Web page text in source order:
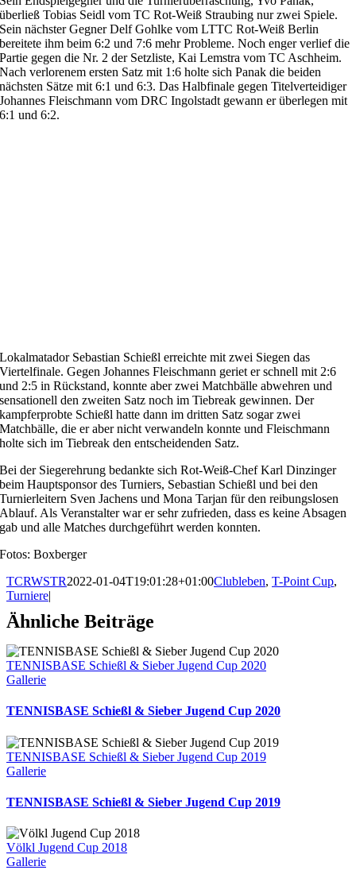
überließ Tobias Seidl vom TC Rot-Weiß Straubing nur zwei Spiele.
Sein nächster Gegner Delf Gohlke vom LTTC Rot-Weiß Berlin
bereitete ihm beim 6:2 und 7:6 mehr Probleme. Noch enger verlief die
Partie gegen die Nr. 2 der Setzliste, Kai Lemstra vom TC Aschheim.
Nach verlorenem ersten Satz mit 1:6 holte sich Panak die beiden
nächsten Sätze mit 6:1 und 6:3. Das Halbfinale gegen Titelverteidiger
Johannes Fleischmann vom DRC Ingolstadt gewann er überlegen mit
6:1 und 6:2.
Lokalmatador Sebastian Schießl erreichte mit zwei Siegen das
Viertelfinale. Gegen Johannes Fleischmann geriet er schnell mit 2:6
und 2:5 in Rückstand, konnte aber zwei Matchbälle abwehren und
sensationell den zweiten Satz noch im Tiebreak gewinnen. Der
kampferprobte Schießl hatte dann im dritten Satz sogar zwei
Matchbälle, die er aber nicht verwandeln konnte und Fleischmann
holte sich im Tiebreak den entscheidenden Satz.
Bei der Siegerehrung bedankte sich Rot-Weiß-Chef Karl Dinzinger
beim Hauptsponsor des Turniers, Sebastian Schießl und bei den
Turnierleitern Sven Jachens und Mona Tarjan für den reibungslosen
Ablauf. Als Veranstalter war er sehr zufrieden, dass es keine Absagen
gab und alle Matches durchgeführt werden konnten.
Fotos: Boxberger
TCRWSTR2022-01-04T19:01:28+01:00Clubleben, T-Point Cup,
Turniere|
Ähnliche Beiträge
TENNISBASE Schießl & Sieber Jugend Cup 2020
Gallerie
TENNISBASE Schießl & Sieber Jugend Cup 2020
TENNISBASE Schießl & Sieber Jugend Cup 2019
Gallerie
TENNISBASE Schießl & Sieber Jugend Cup 2019
Völkl Jugend Cup 2018
Gallerie